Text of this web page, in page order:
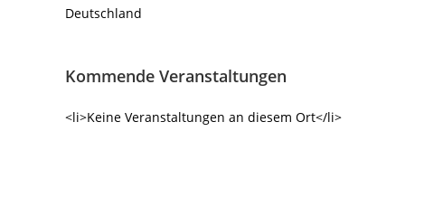
Deutschland
Kommende Veranstaltungen
<li>Keine Veranstaltungen an diesem Ort</li>